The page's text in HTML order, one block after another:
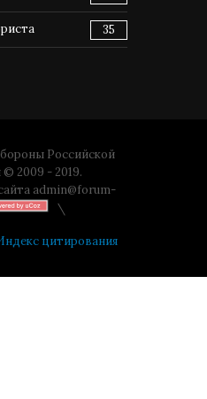
35
Российской
2009 - 2019.
admin@forum-